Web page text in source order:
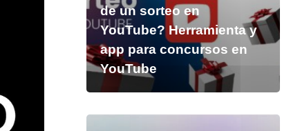
de un sorteo en
YouTube? Herramienta y
app para concursos en
YouTube